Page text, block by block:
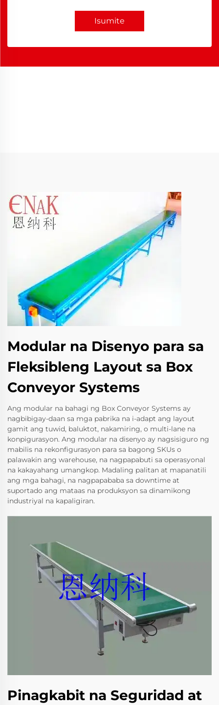
Isumite
Modular na Disenyo para sa
Fleksibleng Layout sa Box
Conveyor Systems
Ang modular na bahagi ng Box Conveyor Systems ay
nagbibigay-daan sa mga pabrika na i-adapt ang layout
gamit ang tuwid, baluktot, nakamiring, o multi-lane na
konpigurasyon. Ang modular na disenyo ay nagsisiguro ng
mabilis na rekonfigurasyon para sa bagong SKUs o
palawakin ang warehouse, na nagpapabuti sa operasyonal
na kakayahang umangkop. Madaling palitan at mapanatili
ang mga bahagi, na nagpapababa sa downtime at
suportado ang mataas na produksyon sa dinamikong
industriyal na kapaligiran.
Pinagkabit na Seguridad at